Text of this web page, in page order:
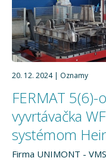
20. 12. 2024 Oznamy
FERMAT
vyvrtávačka
systémom
Firma UNIMONT -